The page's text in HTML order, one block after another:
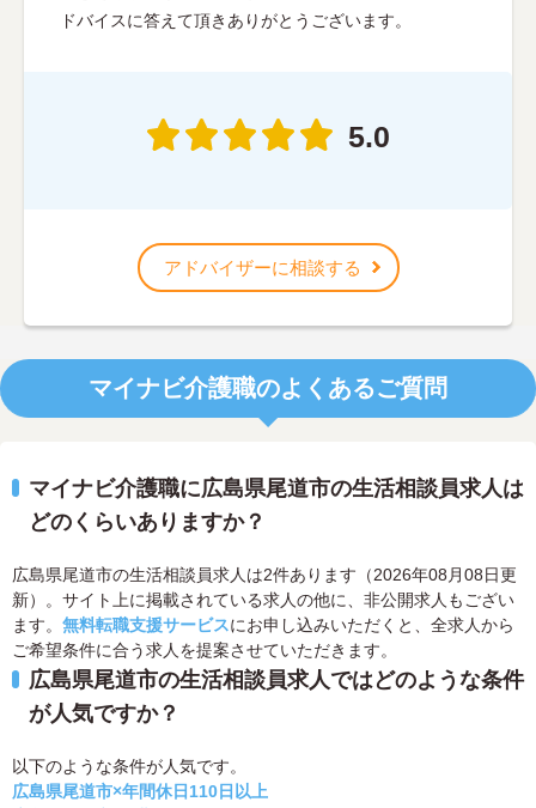
ドバイスに答えて頂きありがとうございます。
5.0
アドバイザーに相談する
マイナビ介護職のよくあるご質問
マイナビ介護職に広島県尾道市の生活相談員求人は
どのくらいありますか？
広島県尾道市の生活相談員求人は2件あります（2026年08月08日更
新）。サイト上に掲載されている求人の他に、非公開求人もござい
ます。 無料転職支援サービスにお申し込みいただくと、全求人から
ご希望条件に合う求人を提案させていただきます。
広島県尾道市の生活相談員求人ではどのような条件
が人気ですか？
以下のような条件が人気です。
広島県尾道市×年間休日110日以上